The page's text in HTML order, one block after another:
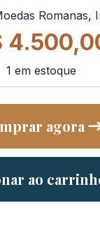
Romanas,
1 em estoque
agora
ao